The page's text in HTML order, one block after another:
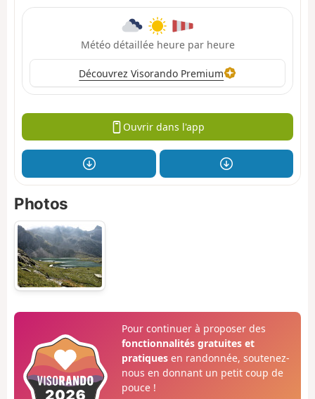
Météo détaillée heure par heure
Découvrez Visorando Premium
Ouvrir dans l'app
Photos
Pour continuer à proposer des
fonctionnalités gratuites et
pratiquesen randonnée, soutenez-
nous en donnant un petit coup de
pouce !